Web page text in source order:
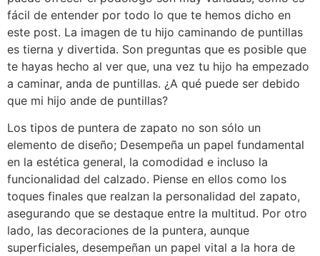
fácil de entender por todo lo que te hemos dicho en
este post. La imagen de tu hijo caminando de puntillas
es tierna y divertida. Son preguntas que es posible que
te hayas hecho al ver que, una vez tu hijo ha empezado
a caminar, anda de puntillas. ¿A qué puede ser debido
que mi hijo ande de puntillas?
Los tipos de puntera de zapato no son sólo un
elemento de diseño; Desempeña un papel fundamental
en la estética general, la comodidad e incluso la
funcionalidad del calzado. Piense en ellos como los
toques finales que realzan la personalidad del zapato,
asegurando que se destaque entre la multitud. Por otro
lado, las decoraciones de la puntera, aunque
superficiales, desempeñan un papel vital a la hora de